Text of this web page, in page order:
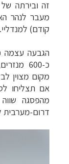
זה ובירתה של
מעבר לנהר
קודם) למנדליי.
הגבעה עצמה
כ-600 מנזרים, אשר חלקם פעיל כמרכזי מדיטציה.
מקום מצוין
אם תצליחו
מהפסגה
דרום-מערבית